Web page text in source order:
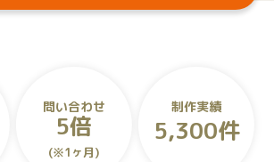
問い合わせ
5倍
(※1ヶ月)
制作実績
5,300件